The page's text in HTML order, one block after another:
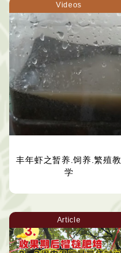
Videos
丰年虾之暂养.饲养.繁殖教
学
Article